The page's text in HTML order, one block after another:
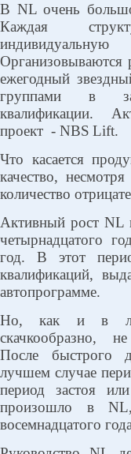
В NL очень
Каждая
Организовываются
ежегодный
группами в
квалификации.
проект - NBS Lift.
Что касается
качество,
количество
Активный рост NL
четырнадцатого
год. В этот
квалификаций,
автопрограмме.
Но, как и в
скачкообразно,
После быстрого
лучшем случае
период застоя
произошло в
восемнадцатого